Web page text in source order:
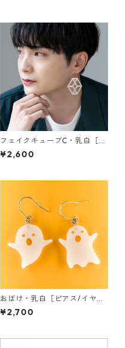
フェイクキューブC・乳白［ピ
アス/イヤリング］
¥2,600
おばけ・乳白［ピアス/イヤリ
ング］
¥2,700